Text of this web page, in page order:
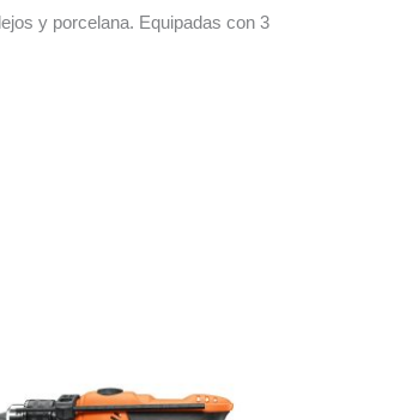
y porcelana. Equipadas con 3